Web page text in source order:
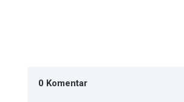
0 Komentar